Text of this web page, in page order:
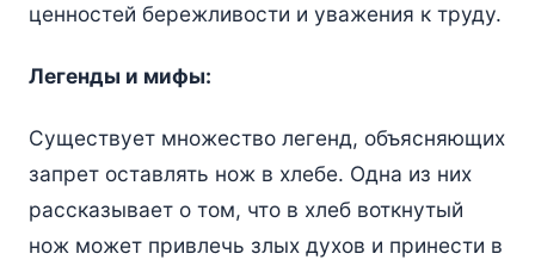
ценностей бережливости и уважения к труду.
Легенды и мифы:
Существует множество легенд, объясняющих
запрет оставлять нож в хлебе. Одна из них
рассказывает о том, что в хлеб воткнутый
нож может привлечь злых духов и принести в